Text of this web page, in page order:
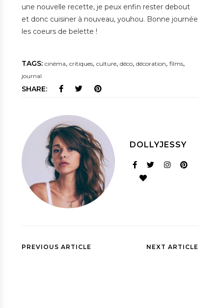
une nouvelle recette, je peux enfin rester debout
et donc cuisiner à nouveau, youhou. Bonne journée
les coeurs de belette !
TAGS: cinéma, critiques, culture, déco, décoration, films,
journal
SHARE:
DOLLYJESSY
PREVIOUS ARTICLE NEXT ARTICLE